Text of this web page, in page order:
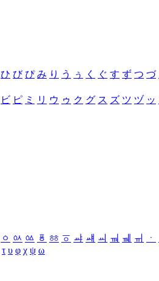
ひ び ぴ み り う ぅ く ぐ す ず つ づ
ビ ピ ミ リ ウ ゥ ク グ ス ズ ツ ヅ ッ
ㆁ ㆂ ㆃ ㆄ ㆅ ㆆ ㆇ ㆈ ㆉ ㆊ ㆋ ㆌ ㆍ
τ υ φ χ ψ ω